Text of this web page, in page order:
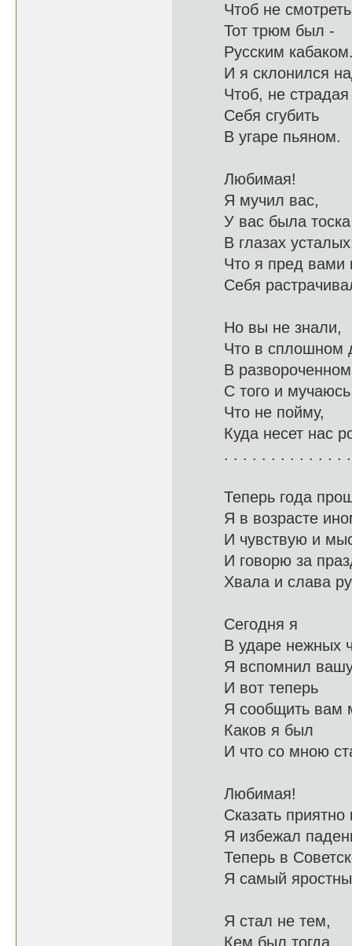
Чтоб не
Тот трюм был -
И я
Чтоб, не
Себя сгубить
В
Любимая!
Я
У вас была тоска
В
Что я
Себя
Но вы не знали,
Что в
В
С того и
Что
Куда несет
. . . . . . . . . . . . . .
Теперь года
Я в
И чувствую
И говорю за
Хвала и
Сегодня я
В ударе
Я вспомнил
И вот теперь
Я
Каков я был
И что со
Любимая!
Сказать
Я избежал
Теперь в
Я самый
Я стал не тем,
Кем